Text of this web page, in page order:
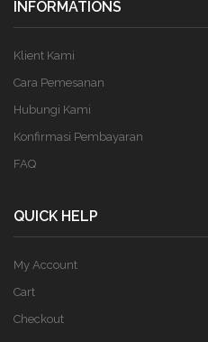
INFORMATIONS
Klient Kami
Cara Pemesanan
Hubungi Kami
Konfirmasi Pembayaran
FAQ
QUICK HELP
My Account
Cart
Checkout